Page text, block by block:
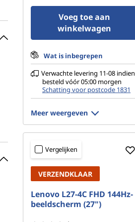
Voeg toe aan
winkelwagen
Wat is inbegrepen
Verwachte levering 11-08 indien
besteld vóór 05:00 morgen
Schatting voor postcode 1831
Meer weergeven
Vergelijken
VERZENDKLAAR
Lenovo L27-4C FHD 144Hz-
beeldscherm (27")